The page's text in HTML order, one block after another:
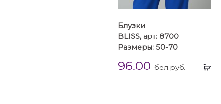
Блузки
BLISS, арт: 8700
Размеры: 50-70
96.00 бел.руб.